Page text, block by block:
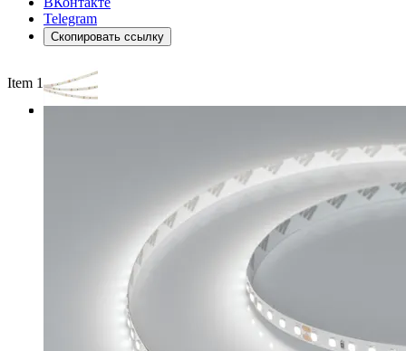
Telegram
Скопировать ссылку
Item 1 of 3